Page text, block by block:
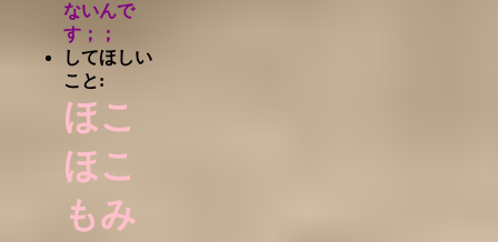
ないんで
す；；
してほしい
こと:
ほこ
ほこ
もみ